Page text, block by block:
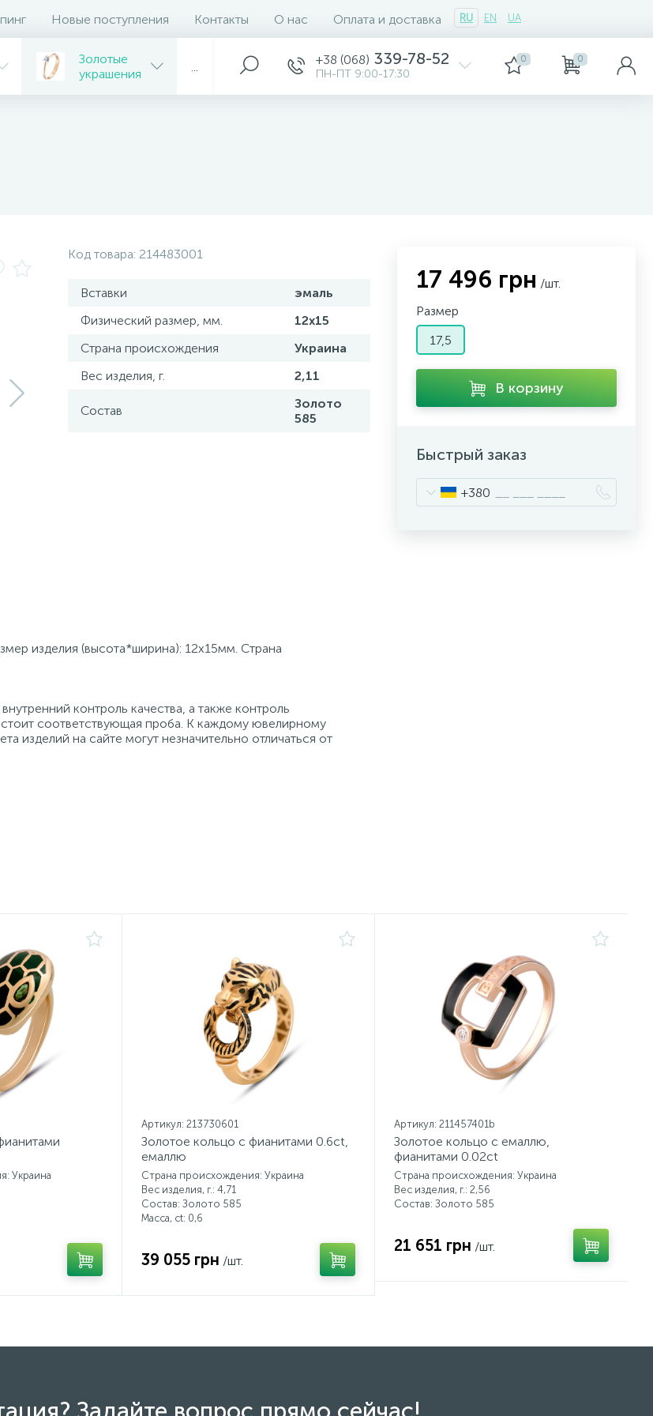
Новые поступления Контакты О нас Оплата и доставка RU EN UA
Золотые
украшения
+38 (068) 339-78-52
ПН-ПТ 9:00-17:30
0 0
Код товара: 214483001
Вставки
эмаль
Физический размер, мм.
12х15
Страна происхождения
Украина
Вес изделия, г.
2,11
Состав
Золото
585
изделия (высота*ширина): 12х15мм. Страна
контроль качества, а также контроль
соответствующая проба. К каждому ювелирному
изделий на сайте могут незначительно отличаться от
17 496 грн /шт.
Размер
17,5
В корзину
Быстрый заказ
+380
Украина
Артикул: 213730601
Золотое кольцо с фианитами 0.6ct,
емаллю
Страна происхождения: Украина
Вес изделия, г.: 4,71
Состав: Золото 585
Масса, ct: 0,6
39 055 грн /шт.
Артикул: 211457401b
Золотое кольцо с емаллю,
фианитами 0.02ct
Страна происхождения: Украина
Вес изделия, г.: 2,56
Состав: Золото 585
21 651 грн /шт.